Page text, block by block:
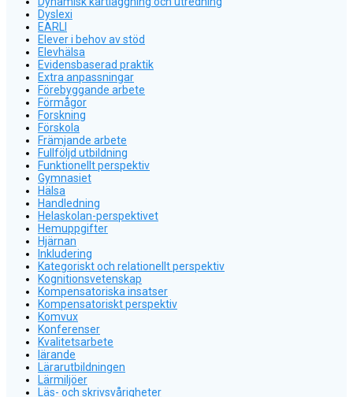
Dyslexi
EARLI
Elever i behov av stöd
Elevhälsa
Evidensbaserad praktik
Extra anpassningar
Förebyggande arbete
Förmågor
Forskning
Förskola
Främjande arbete
Fullföljd utbildning
Funktionellt perspektiv
Gymnasiet
Hälsa
Handledning
Helaskolan-perspektivet
Hemuppgifter
Hjärnan
Inkludering
Kategoriskt och relationellt perspektiv
Kognitionsvetenskap
Kompensatoriska insatser
Kompensatoriskt perspektiv
Komvux
Konferenser
Kvalitetsarbete
lärande
Lärarutbildningen
Lärmiljöer
Läs- och skrivsvårigheter